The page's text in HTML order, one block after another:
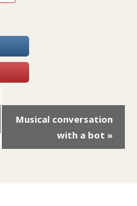
Musical conversation
with a bot »